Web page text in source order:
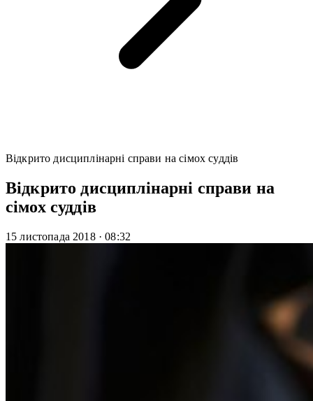
Відкрито дисциплінарні справи на сімох суддів
Відкрито дисциплінарні справи на
сімох суддів
15 листопада 2018 · 08:32